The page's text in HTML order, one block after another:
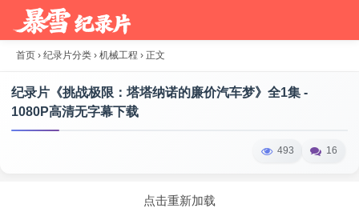
首页 › 纪录片分类 › 机械工程 › 正文
纪录片《挑战极限：塔塔纳诺的廉价汽车梦》全1集 -
1080P高清无字幕下载
493 16
点击重新加载